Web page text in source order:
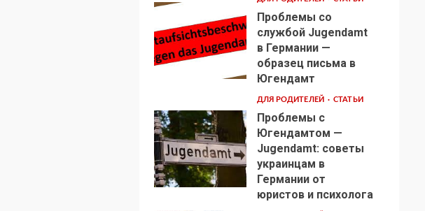
2
Проблемы со
службой Jugendamt
в Германии —
образец письма в
Югендамт
3
ДЛЯ РОДИТЕЛЕЙ СТАТЬИ
Проблемы с
Югендамтом —
Jugendamt: советы
украинцам в
Германии от
юристов и психолога